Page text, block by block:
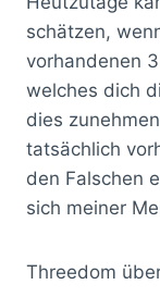
schätzen,
vorhandenen
welches dich
dies
tatsächlich
den Falschen
sich meiner
Threedom